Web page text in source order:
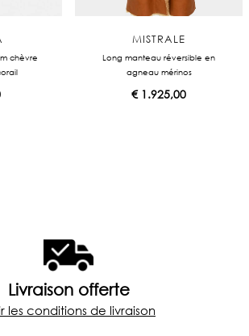
chèvre
MISTRALE
Long manteau réversible en
agneau mérinos
€1.925,00
Livraison offerte
les conditions de livraison